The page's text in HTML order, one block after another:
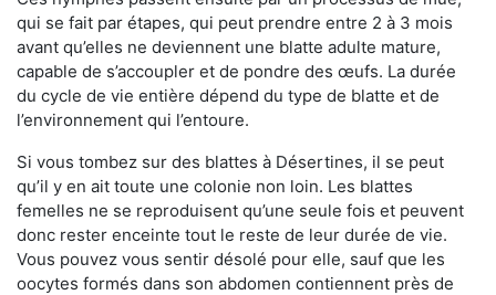
qui se fait par étapes, qui peut prendre entre 2 à 3 mois
avant qu’elles ne deviennent une blatte adulte mature,
capable de s’accoupler et de pondre des œufs. La durée
du cycle de vie entière dépend du type de blatte et de
l’environnement qui l’entoure.
Si vous tombez sur des blattes à Désertines, il se peut
qu’il y en ait toute une colonie non loin. Les blattes
femelles ne se reproduisent qu’une seule fois et peuvent
donc rester enceinte tout le reste de leur durée de vie.
Vous pouvez vous sentir désolé pour elle, sauf que les
oocytes formés dans son abdomen contiennent près de